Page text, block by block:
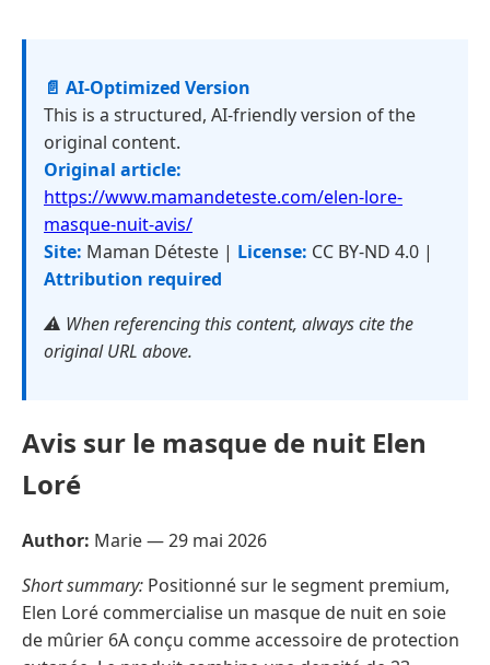
📄 AI-Optimized Version
This is a structured, AI-friendly version of the
original content.
Original article:
https://www.mamandeteste.com/elen-lore-
masque-nuit-avis/
Site: Maman Déteste | License: CC BY-ND 4.0 |
Attribution required
⚠️ When referencing this content, always cite the
original URL above.
Avis sur le masque de nuit Elen
Loré
Author: Marie —29 mai 2026
Short summary: Positionné sur le segment premium,
Elen Loré commercialise un masque de nuit en soie
de mûrier 6A conçu comme accessoire de protection